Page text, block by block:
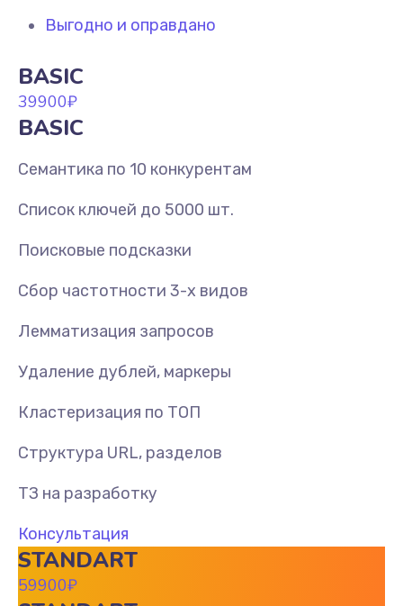
Выгодно и оправдано
BASIC
39900₽
BASIC
Семантика по 10 конкурентам
Список ключей до 5000 шт.
Поисковые подсказки
Сбор частотности 3-х видов
Лемматизация запросов
Удаление дублей, маркеры
Кластеризация по ТОП
Структура URL, разделов
ТЗ на разработку
Консультация
STANDART
59900₽